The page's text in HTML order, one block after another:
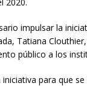
impulsar la
Tatiana
público a los
iniciativa para que